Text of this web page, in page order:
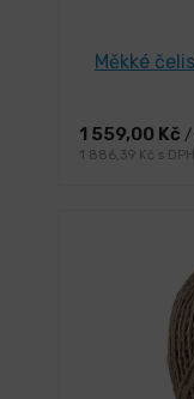
Měkké
1 559,00 Kč /
1 886,39 Kč s DPH